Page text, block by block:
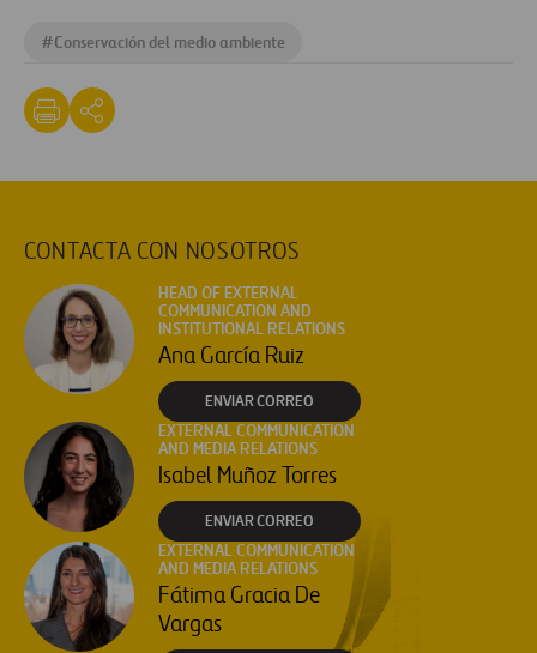
#Conservación del medio ambiente
CONTACTA CON NOSOTROS
HEAD OF EXTERNAL
COMMUNICATION AND
INSTITUTIONAL RELATIONS
Ana García Ruiz
ENVIAR CORREO
EXTERNAL COMMUNICATION
AND MEDIA RELATIONS
Isabel Muñoz Torres
ENVIAR CORREO
EXTERNAL COMMUNICATION
AND MEDIA RELATIONS
Fátima Gracia De
Vargas